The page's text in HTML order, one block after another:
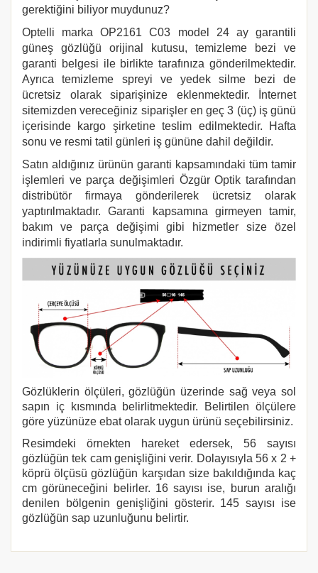
gerektiğini biliyor muydunuz?
Optelli markaOP2161 C03 model 24 ay garantili
güneş gözlüğü orijinal kutusu, temizleme bezi ve
garanti belgesi ile birlikte tarafınıza gönderilmektedir.
Ayrıca temizleme spreyi ve yedek silme bezi de
ücretsiz olarak siparişinize eklenmektedir. İnternet
sitemizden vereceğiniz siparişler en geç 3 (üç) iş günü
içerisinde kargo şirketine teslim edilmektedir. Hafta
sonu ve resmi tatil günleri iş gününe dahil değildir.
Satın aldığınız ürünün garanti kapsamındaki tüm tamir
işlemleri ve parça değişimleri Özgür Optik tarafından
distribütör firmaya gönderilerek ücretsiz olarak
yaptırılmaktadır. Garanti kapsamına girmeyen tamir,
bakım ve parça değişimi gibi hizmetler size özel
indirimli fiyatlarla sunulmaktadır.
Gözlüklerin ölçüleri, gözlüğün üzerinde sağ veya sol
sapın iç kısmında belirlitmektedir. Belirtilen ölçülere
göre yüzünüze ebat olarak uygun ürünü seçebilirsiniz.
Resimdeki örnekten hareket edersek, 56 sayısı
gözlüğün tek cam genişliğini verir. Dolayısıyla 56 x 2 +
köprü ölçüsü gözlüğün karşıdan size bakıldığında kaç
cm görüneceğini belirler. 16 sayısı ise, burun aralığı
denilen bölgenin genişliğini gösterir. 145 sayısı ise
gözlüğün sap uzunluğunu belirtir.